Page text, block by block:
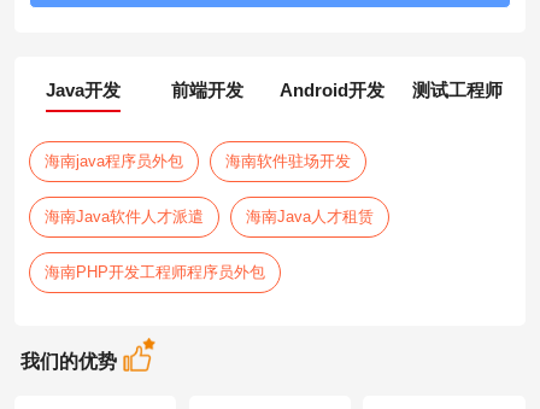
Java开发 前端开发 Android开发 测试工程师
海南java程序员外包 海南软件驻场开发
海南Java软件人才派遣 海南Java人才租赁
海南PHP开发工程师程序员外包
我们的优势